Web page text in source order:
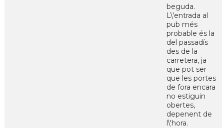
beguda.
L\'entrada al
pub més
probable és la
del passadís
des de la
carretera, ja
que pot ser
que les portes
de fora encara
no estiguin
obertes,
depenent de
l\'hora.